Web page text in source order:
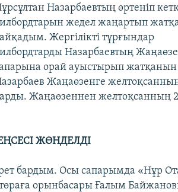
Назарбаевтың өртеніп
жедел жаңартып
Жергілікті тұрғындар
Назарбаевтың
орай ауыстырып жатқанын
Жаңаөзенге
Жаңаөзеннен желтоқсанның
ЖӨНДЕЛДІ
бардым. Осы сапарымда «Нұр
орынбасары Ғалым